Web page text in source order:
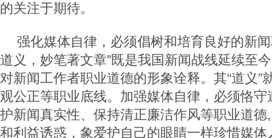
的关注于期待。
强化媒体自律，必须倡树和培育良好的新
道义，妙笔著文章”既是我国新闻战线延续至
对新闻工作者职业道德的形象诠释。其“道义”
观公正等职业底线。加强媒体自律，必须恪
护新闻真实性、保持清正廉洁作风等职业道
和利益诱惑，象爱护自己的眼睛一样珍惜媒体